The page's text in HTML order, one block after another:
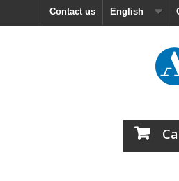
English
Contact us